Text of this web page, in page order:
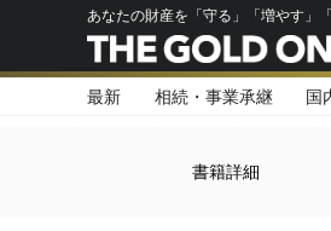
あなたの財産を「守る」「増やす」
最新 相続・事業承継 国
書籍詳細